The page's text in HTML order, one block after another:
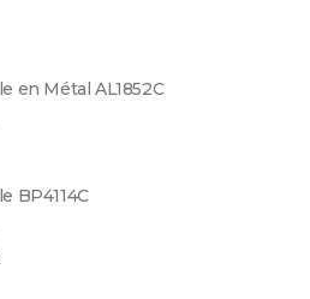
en Métal AL1852C
BP4114C